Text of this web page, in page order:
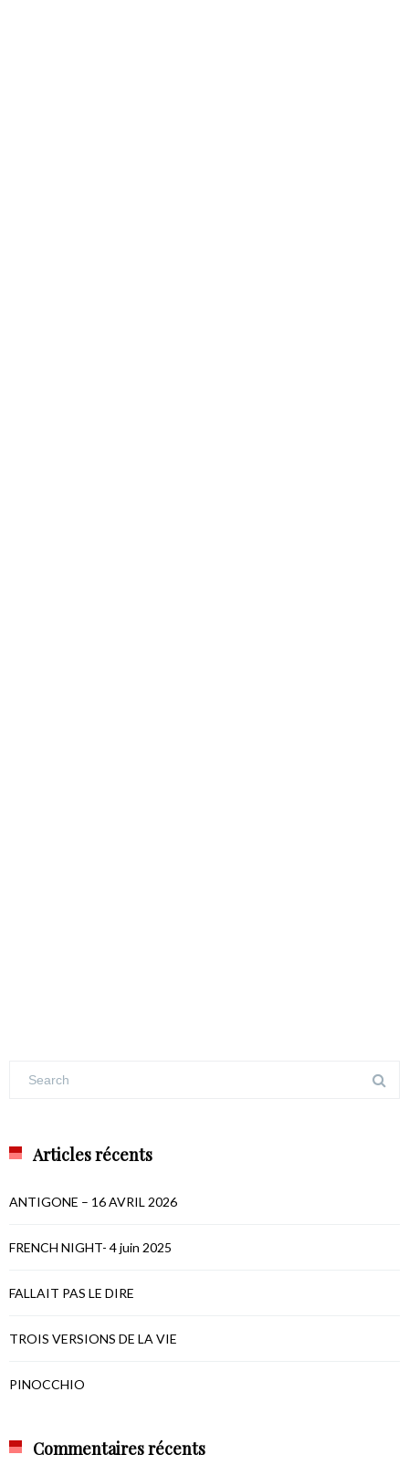
Articles récents
ANTIGONE – 16 AVRIL 2026
FRENCH NIGHT- 4 juin 2025
FALLAIT PAS LE DIRE
TROIS VERSIONS DE LA VIE
PINOCCHIO
Commentaires récents